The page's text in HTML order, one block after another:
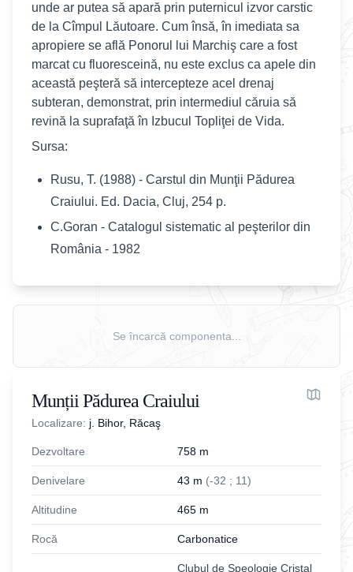
unde ar putea să apară prin puternicul izvor carstic
de la Cîmpul Lăutoare. Cum însă, în imediata sa
apropiere se află Ponorul lui Marchiş care a fost
marcat cu fluoresceină, nu este exclus ca apele din
această peşteră să intercepteze acel drenaj
subteran, demonstrat, prin intermediul căruia să
revină la suprafaţă în Izbucul Topliţei de Vida.
Sursa:
Rusu, T. (1988) - Carstul din Munţii Pădurea
Craiului. Ed. Dacia, Cluj, 254 p.
C.Goran - Catalogul sistematic al peşterilor din
România - 1982
Se încarcă componenta...
Munții Pădurea Craiului
Localizare: j. Bihor, Răcaş
Dezvoltare 758 m
Denivelare 43 m (-32 ; 11)
Altitudine 465 m
Rocă Carbonatice
Clubul de Speologie Cristal